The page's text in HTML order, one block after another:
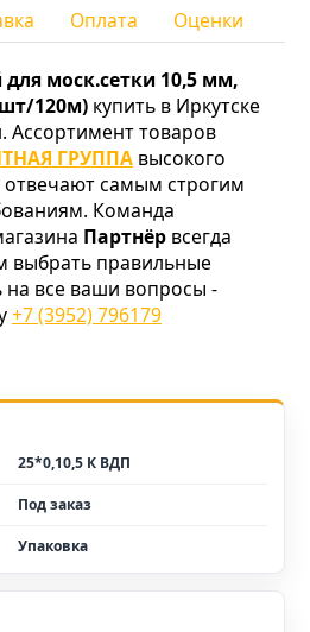
Оплата Оценки
моск.сетки 10,5 мм,
120м) купить в Иркутске
Ассортимент товаров
ГРУППА высокого
отвечают самым строгим
Команда
Партнёр всегда
выбрать правильные
на все ваши вопросы -
+7 (3952) 796179
25*0,10,5 К ВДП
Под заказ
Упаковка